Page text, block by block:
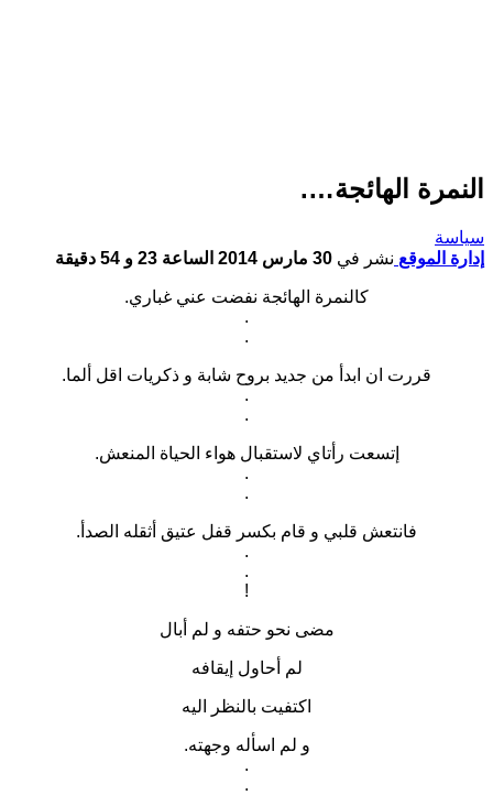
النمرة الهائجة….
سياسة
إدارة الموقع نشر في 30 مارس 2014 الساعة 23 و 54 دقيقة
كالنمرة الهائجة نفضت عني غباري.
.
.
قررت ان ابدأ من جديد بروح شابة و ذكريات اقل ألما.
.
.
إتسعت رأتاي لاستقبال هواء الحياة المنعش.
.
.
فانتعش قلبي و قام بكسر قفل عتيق أثقله الصدأ.
.
.
!
مضى نحو حتفه و لم أبال
لم أحاول إيقافه
اكتفيت بالنظر اليه
و لم اسأله وجهته.
.
.